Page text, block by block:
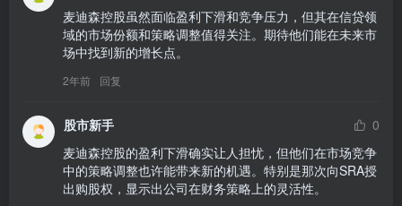
麦迪森控股虽然面临盈利下滑和竞争压力，但其在信贷领
域的市场份额和策略调整值得关注。期待他们能在未来市
场中找到新的增长点。
2年前 回复
股市新手
0
麦迪森控股的盈利下滑确实让人担忧，但他们在市场竞争
中的策略调整也许能带来新的机遇。特别是那次向SRA授
出购股权，显示出公司在财务策略上的灵活性。